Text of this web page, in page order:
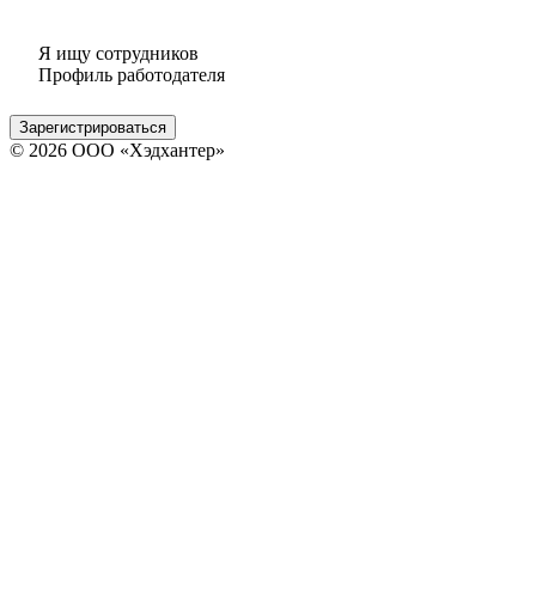
Я ищу сотрудников
Профиль работодателя
Зарегистрироваться
© 2026 ООО «Хэдхантер»